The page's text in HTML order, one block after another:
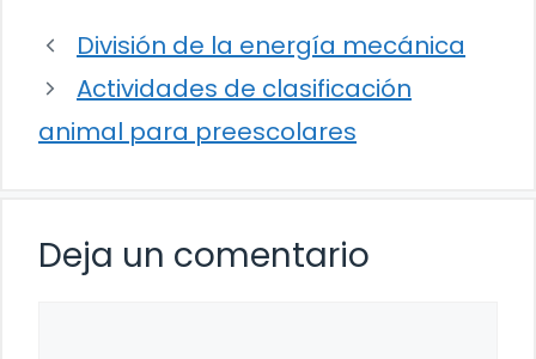
División de la energía mecánica
Actividades de clasificación
animal para preescolares
Deja un comentario